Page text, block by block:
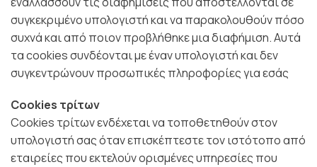
συγκεκριμένο υπολογιστή και να παρακολουθούν πόσο
συχνά και από ποιον προβλήθηκε μια διαφήμιση. Αυτά
τα cookies συνδέονται με έναν υπολογιστή και δεν
συγκεντρώνουν προσωπικές πληροφορίες για εσάς
Cookies τρίτων
Cookies τρίτων ενδέχεται να τοποθετηθούν στον
υπολογιστή σας όταν επισκέπτεστε τον ιστότοπο από
εταιρείες που εκτελούν ορισμένες υπηρεσίες που